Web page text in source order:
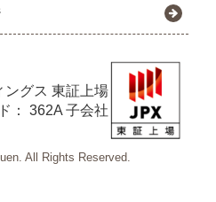
ングス 東証上場
： 362A 子会社
All Rights Reserved.